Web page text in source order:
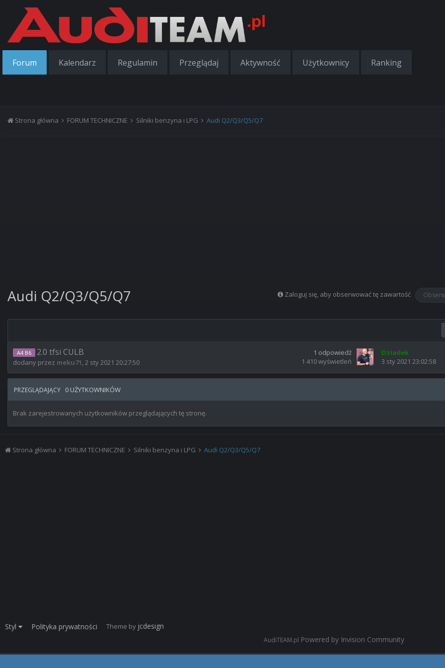
Forum Kalendarz Regulamin Przeglądaj Aktywność Użytkownicy Ranking
Strona główna FORUM TECHNICZNE Silniki benzyna i LPG Audi Q2/Q3/Q5/Q7
Audi Q2/Q3/Q5/Q7 Zaloguj się, aby obserwować tę zawartość
A4 B6 2.0 tfsi CULB
dodany przez meku71,2 sty 2021 20:27:50
1 odpowiedź
1 410wyświetleń
Dziadek
3 sty 2021 23:02:58
PRZEGLĄDAJĄCY 0 UŻYTKOWNIKÓW
Brak zarejestrowanych użytkowników przeglądających tę stronę.
Strona główna FORUM TECHNICZNE Silniki benzyna i LPG Audi Q2/Q3/Q5/Q7
Styl Polityka prywatności Theme by jcdesign
AudiTEAM.pl Powered by Invision Community